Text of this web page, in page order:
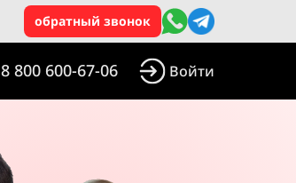
обратный звонок
8 800 600-67-06 Войти